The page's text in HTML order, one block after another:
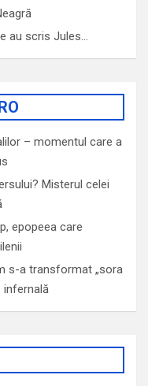
au scris Jules…
– momentul care a
Misterul celei
epopeea care
s-a transformat „sora
infernală